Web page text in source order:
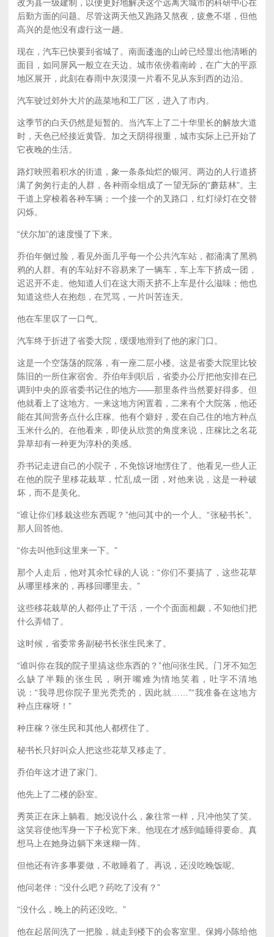
改为县一级建制，以便更好地解决这个远离大城市的科研中心在
后勤方面的问题。尽管这两天他又跑路又熬夜，疲惫不堪，但他
高兴的是他没有虚行这一趟。
现在，汽车已快要到省城了。南面逶迤的山岭已经显出他清晰的
面目，如同屏风一般立在天边。城市依傍着南岭，在广大的平原
地区展开，此刻在春雨中灰漠漠一片看不见从东到西的边沿。
汽车驶过郊外大片的蔬菜地和工厂区，进入了市内。
这季节的白天仍然是短暂的。当汽车上了二十华里长的解放大道
时，天色已经接近黄昏。加之天阴得很重，城市实际上已开始了
它夜晚的生活。
路灯映照着积水的街道，象一条条灿烂的银河。两边的人行道挤
满了匆匆行走的人群，各种雨伞组成了一望无际的“蘑菇林”。主
干道上穿梭着各种车辆；一个接一个的叉路口，红灯绿灯在交替
闪烁。
“伏尔加”的速度慢了下来。
乔伯年侧过脸，看见外面几乎每一个公共汽车站，都涌满了黑鸦
鸦的人群。有的车站好不容易来了一辆车，车上车下挤成一团，
迟迟开不走。他知道人们在这大雨天挤不上车是什么滋味；他也
知道这些人在抱怨，在咒骂，一片叫苦连天。
他在车里叹了一口气。
汽车终于折进了省委大院，缓缓地滑到了他的家门口。
这是一个空荡荡的院落，有一座二层小楼。这是省委大院里比较
陈旧的一所住家宿舍。乔伯年到职后，省委办公厅把他安排在已
调到中央的原省委书记住的地方——那里条件当然要好得多。但
他就看上了这地方。一来这地方闲置着，二来有个大院落，他还
能在其间营务点什么庄稼。他有个癖好，爱在自己住的地方种点
玉米什么的。在他看来，即使从欣赏的角度来说，庄稼比之名花
异草却有一种更为淳朴的美感。
乔书记走进自己的小院子，不免惊讶地愣住了。他看见一些人正
在他的院子里移花栽草，忙乱成一团，对他来说，这是一种破
坏，而不是美化。
“谁让你们移栽这些东西呢？”他问其中的一个人。“张秘书长”。
那人回答他。
“你去叫他到这里来一下。”
那个人走后，他对其余忙碌的人说：“你们不要搞了，这些花草
从哪里移来的，再移回哪里去。”
这些移花栽草的人都停止了干活，一个个面面相觑，不知他们把
什么弄错了。
这时候，省委常务副秘书长张生民来了。
“谁叫你在我的院子里搞这些东西的？”他问张生民。门牙不知怎
么缺了半颗的张生民，咧开嘴难为情地笑着，吐字不清地
说：“我寻思你院子里光秃秃的，因此就……”“我准备在这地方
种点庄稼呀！”
种庄稼？张生民和其他人都楞住了。
秘书长只好叫众人把这些花草又移走了。
乔伯年这才进了家门。
他先上了二楼的卧室。
秀英正在床上躺着。她没说什么，象往常一样，只冲他笑了笑。
这笑容使他浑身一下子松宽下来。他现在才感到瞌睡得要命。真
想马上在她身边躺下来迷糊一阵。
但他还有许多事要做，不敢睡着了。再说，还没吃晚饭呢。
他问老伴：“没什么吧？药吃了没有？”
“没什么，晚上的药还没吃。”
他在起居间洗了一把脸，就走到楼下的会客室里。保姆小陈给他